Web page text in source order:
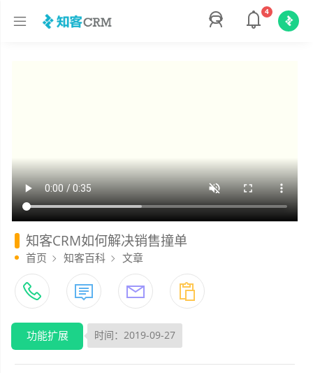
4
知客CRM如何解决销售撞单
首页 知客百科 文章
功能扩展 时间：2019-09-27